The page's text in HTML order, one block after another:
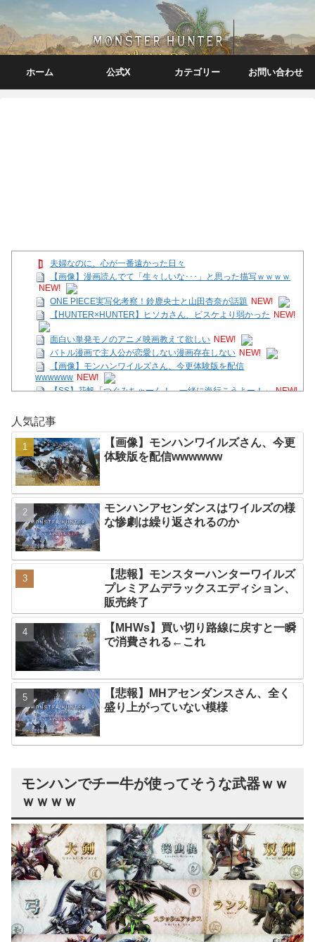
ホーム 公式X カテゴリー お問い合わせ
夫婦なのに、心が一番遠かった日々
【画像】漫画読んでて「生々しいな･･･」と思った描写ｗｗｗｗ
NEW!
ONE PIECE実写化考察！鈴鹿央士と山田杏奈が話題 NEW!
【HUNTER×HUNTER】ヒソカさん、ビスケより弱かった NEW!
面白い単発モノのアニメ映画教えて欲しい NEW!
バトル漫画で主人公が恋愛しない漫画存在しない NEW!
【画像】モンハンワイルズさん、今更体験版を配信
wwwwww NEW!
【SS】花帆「つぐみちゃーん！ 一緒に海行こうよー！」 NEW!
ファミコンミニ、スーファミミニ、PCエンジンミニ、メガドラ
ミニ、ネオジオミニ
【テトリス９９/参加型】ほんの30分だけの時間。 NEW!
ニシ「頼む！ディスクを廃止しないでくれ！中古で買えなくなる
んだ！」 NEW!
Powered by livedoor 相互RSS
人気記事
【画像】モンハンワイルズさん、今更
体験版を配信wwwwww
モンハンアセンダンスはワイルズの様
な惨劇は繰り返されるのか
【悲報】モンスターハンターワイルズ
プレミアムデラックスエディション、
販売終了
【MHWs】買い切り路線に戻すと一瞬
で消費される←これ
【悲報】MHアセンダンスさん、全く
盛り上がっていない模様
モンハンでチー牛が使ってそうな武器ｗｗ
ｗｗｗｗ